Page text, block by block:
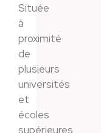
Située
à
proximité
de
plusieurs
universités
et
écoles
supérieures